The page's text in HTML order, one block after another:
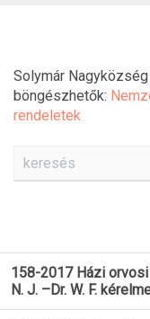
Solymár
böngészhetők:
rendeletek
158-2017 Házi
N. J. –Dr. W. F.